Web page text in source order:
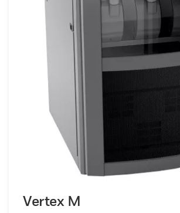
Vertex M